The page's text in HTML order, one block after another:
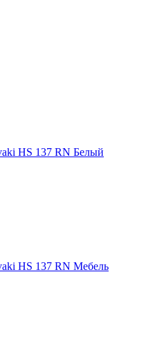
HS 137 RN Белый
HS 137 RN Мебель